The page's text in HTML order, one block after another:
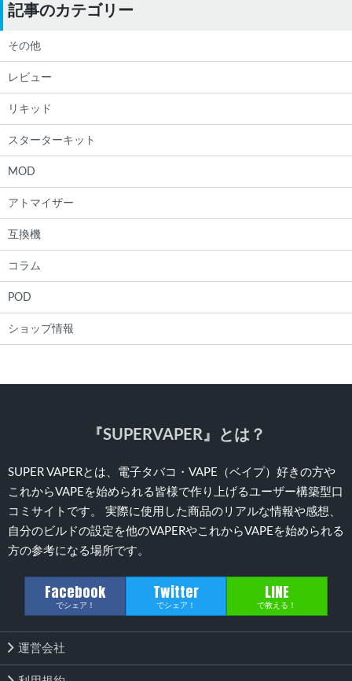
記事のカテゴリー
その他
レビュー
リキッド
スターターキット
MOD
アトマイザー
互換機
コラム
POD
ショップ情報
『SUPERVAPER』とは？
SUPER VAPERとは、電子タバコ・VAPE（ベイプ）好きの方や
これからVAPEを始められる皆様で作り上げるユーザー構築型口
コミサイトです。 実際に使用した商品のリアルな情報や感想、
自分のビルドの設定を他のVAPERやこれからVAPEを始められる
方の参考になる場所です。
Facebook
でシェア！
Twitter
でシェア！
LINE
で教える！
運営会社